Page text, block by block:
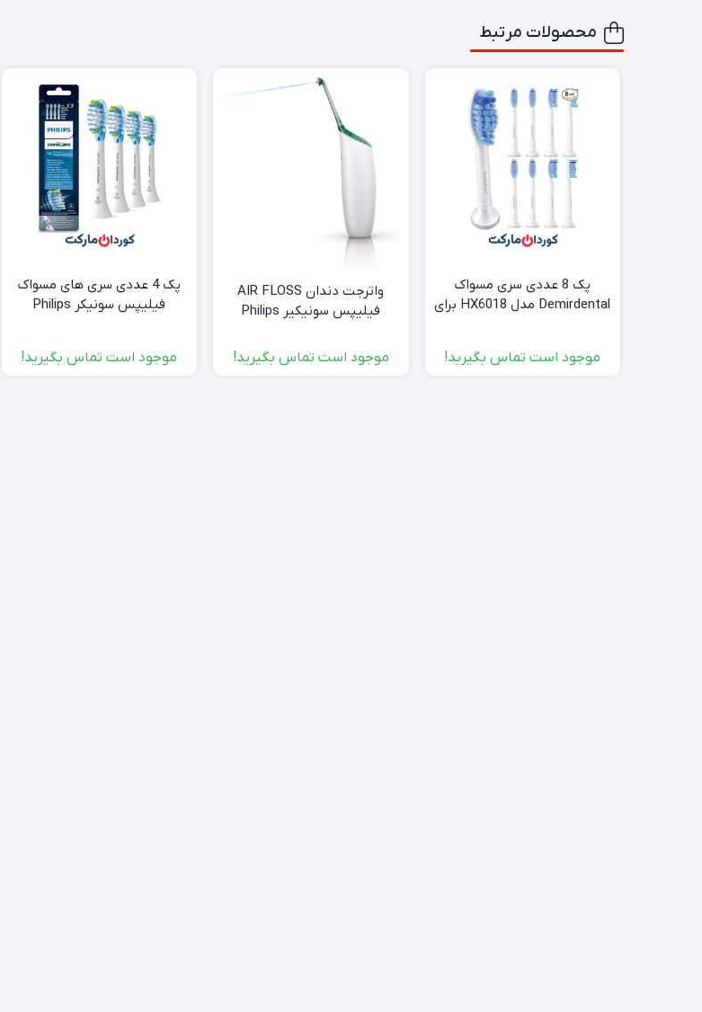
محصولات مرتبط
پک 8 عددی سری مسواک
Demirdental مدل HX6018 برای
موجود است تماس بگیرید!
واترجت دندان AIR FLOSS
فیلیپس سونیکیر Philips
موجود است تماس بگیرید!
پک 4 عددی سری های مسواک
فیلیپس سونیکر Philips
موجود است تماس بگیرید!